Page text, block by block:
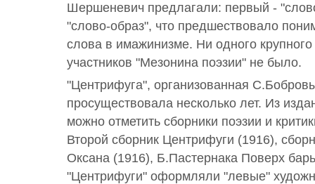
Шершеневич предлагали: первый -
"слово-образ", что предшествовало
слова в имажинизме. Ни одного
участников "Мезонина поэзии" не было.
"Центрифуга", организованная
просуществовала несколько лет. Из
можно отметить сборники поэзии и
Второй сборник Центрифуги (1916),
Оксана (1916), Б.Пастернака Поверх
"Центрифуги" оформляли "левые"